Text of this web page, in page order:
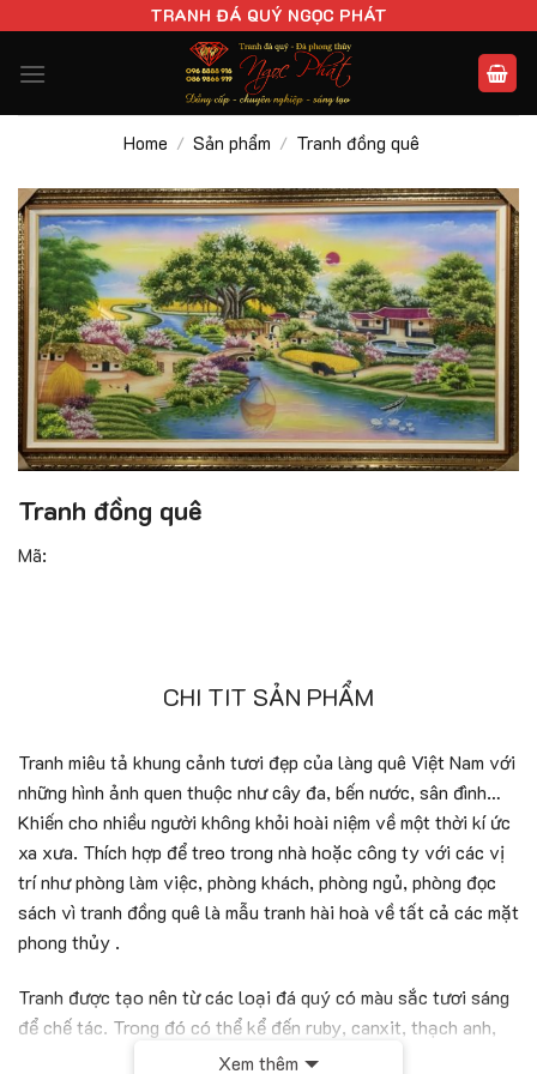
nội
TRANH ĐÁ QUÝ NGỌC PHÁT
Home / Sản phẩm / Tranh đồng quê
Tranh đồng quê
Mã:
CHI TIT SẢN PHẨM
Tranh miêu tả khung cảnh tươi đẹp của làng quê Việt Nam với
những hình ảnh quen thuộc như cây đa, bến nước, sân đình…
Khiến cho nhiều người không khỏi hoài niệm về một thời kí ức
xa xưa. Thích hợp để treo trong nhà hoặc công ty với các vị
trí như phòng làm việc, phòng khách, phòng ngủ, phòng đọc
sách vì tranh đồng quê là mẫu tranh hài hoà về tất cả các mặt
phong thủy .
Tranh được tạo nên từ các loại đá quý có màu sắc tươi sáng
để chế tác. Trong đó có thể kể đến ruby, canxit, thạch anh,
khổng tước, saphire, garnet, opal,…. Các loại đá hoà vào
Xem thêm